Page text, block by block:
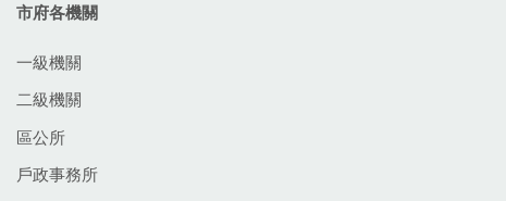
市府各機關
一級機關
二級機關
區公所
戶政事務所